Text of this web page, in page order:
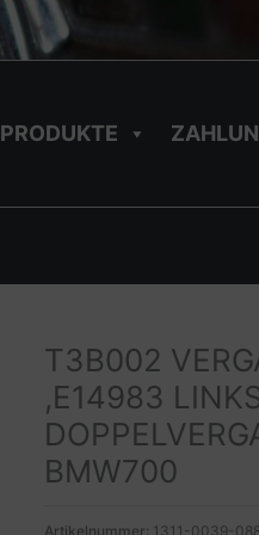
PRODUKTE
T3B002
,E14983
BMW700
Artikelnummer: 1311-0039-